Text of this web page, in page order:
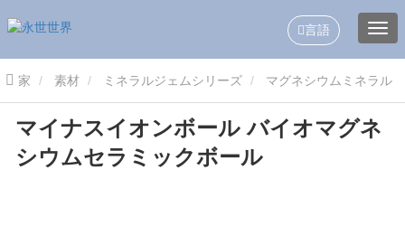
言語
家 素材 ミネラルジェムシリーズ マグネシウムミネラル
セラミックボール
ミックボール
マイナスイオンボール バイオマグネ
シウムセラミックボール